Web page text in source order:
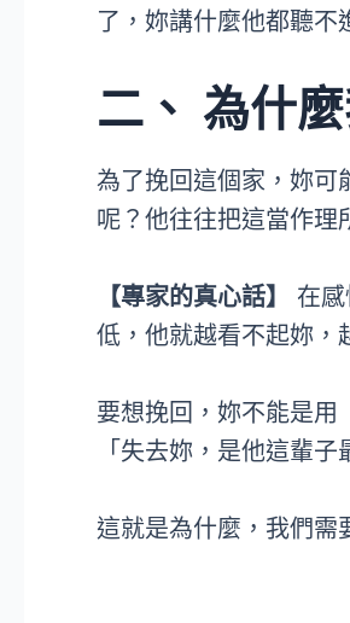
了，妳講什麼他都聽不
二、 為什
為了挽回這個家，妳可
呢？他往往把這當作理
【專家的真心話】 在感
低，他就越看不起妳，
要想挽回，妳不能是用
「失去妳，是他這輩子
這就是為什麼，我們需